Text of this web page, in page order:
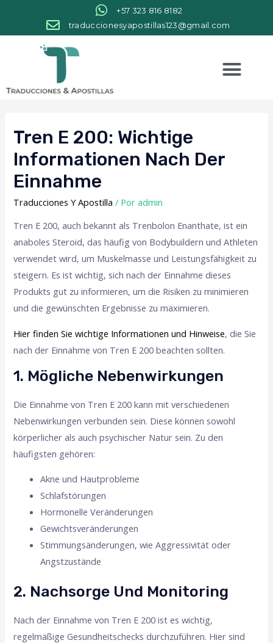
+57 323 816 8182
traduccionesyapostillas123@gmail.com
Tren E 200: Wichtige
Informationen Nach Der
Einnahme
Traducciones Y Apostilla / Poradmin
Tren E 200, auch bekannt als Trenbolon Enanthate, ist ein
anaboles Steroid, das häufig von Bodybuildern und Athleten
verwendet wird, um Muskelmasse und Leistungsfähigkeit zu
steigern. Es ist wichtig, sich nach der Einnahme dieses
Produkts gut zu informieren, um die Risiken zu minimieren
und die gewünschten Ergebnisse zu maximieren.
Hier finden Sie wichtige Informationen und Hinweise, die Sie
nach der Einnahme von Tren E 200 beachten sollten.
1. Mögliche Nebenwirkungen
Die Einnahme von Tren E 200 kann mit verschiedenen
Nebenwirkungen verbunden sein. Diese können sowohl
körperlicher als auch psychischer Natur sein. Zu den
häufigsten gehören:
Akne und Hautprobleme
Schlafstörungen
Hormonelle Veränderungen
Gewichtsveränderungen
Stimmungsänderungen, wie Aggressivität oder
Angstzustände
2. Nachsorge Und Monitoring
Nach der Einnahme von Tren E 200 ist es wichtig,
regelmäßige Gesundheitschecks durchzuführen. Hier sind